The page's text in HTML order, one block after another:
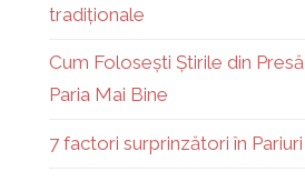
tradiționale
Cum Folosești Știrile din
Paria Mai Bine
7 factori surprinzători în